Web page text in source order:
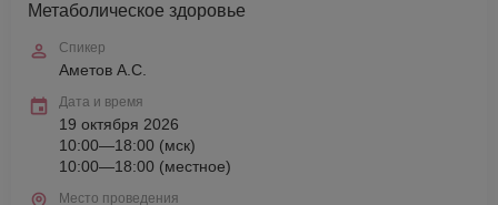
Метаболическое здоровье
Спикер
Аметов А.С.
Дата и время
19 октября 2026
10:00—18:00 (мск)
10:00—18:00 (местное)
Место проведения